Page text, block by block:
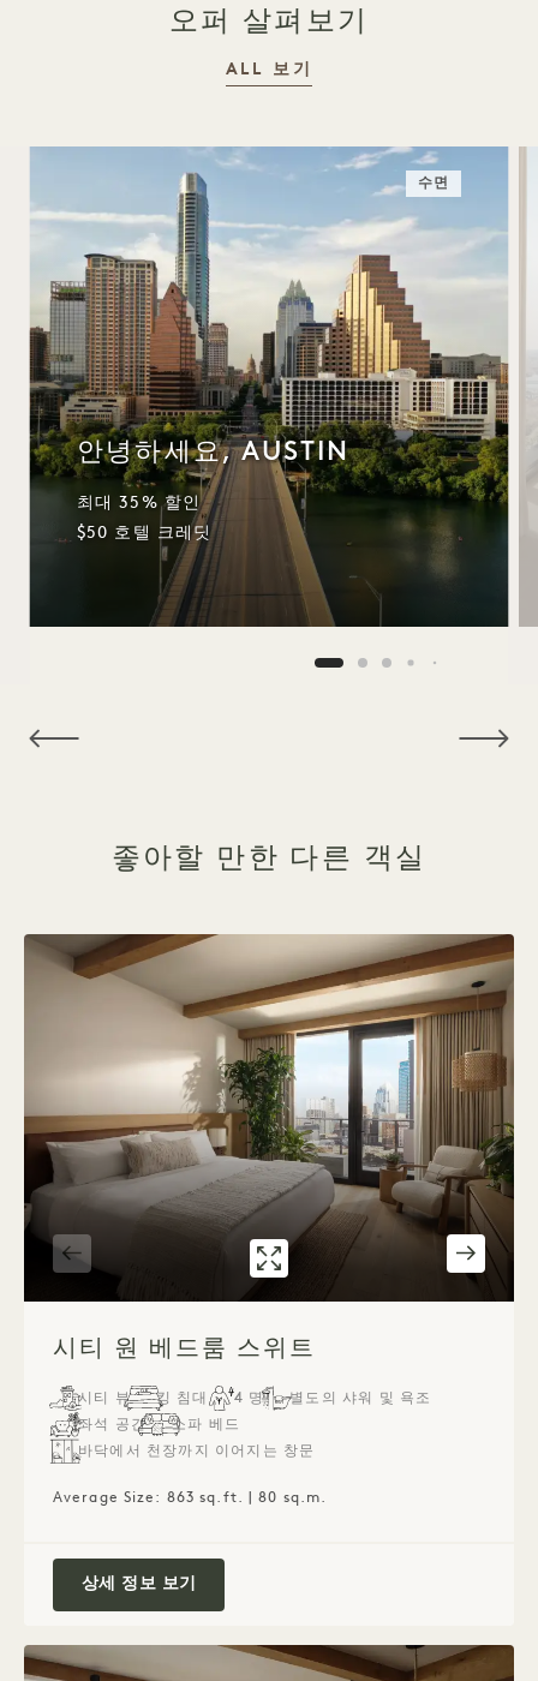
오퍼 살펴보기
ALL 보기
수면
안녕하세요, AUSTIN
최대 35% 할인
$50 호텔 크레딧
좋아할 만한 다른 객실
갤러리 7588 시티 원 베드룸 스위
시티 원 베드룸 스위트
시티 뷰 킹 침대 4 명
별도의 샤워 및 욕조
좌석 공간
소파 베드
바닥에서 천장까지 이어지는 창문
Average Size: 863 sq.ft. | 80 sq.m.
상세 정보 보기